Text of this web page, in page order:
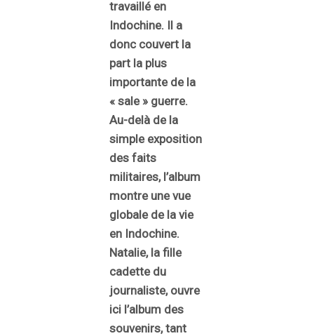
travaillé en
Indochine. Il a
donc couvert la
part la plus
importante de la
« sale » guerre.
Au-delà de la
simple exposition
des faits
militaires, l’album
montre une vue
globale de la vie
en Indochine.
Natalie, la fille
cadette du
journaliste, ouvre
ici l’album des
souvenirs, tant